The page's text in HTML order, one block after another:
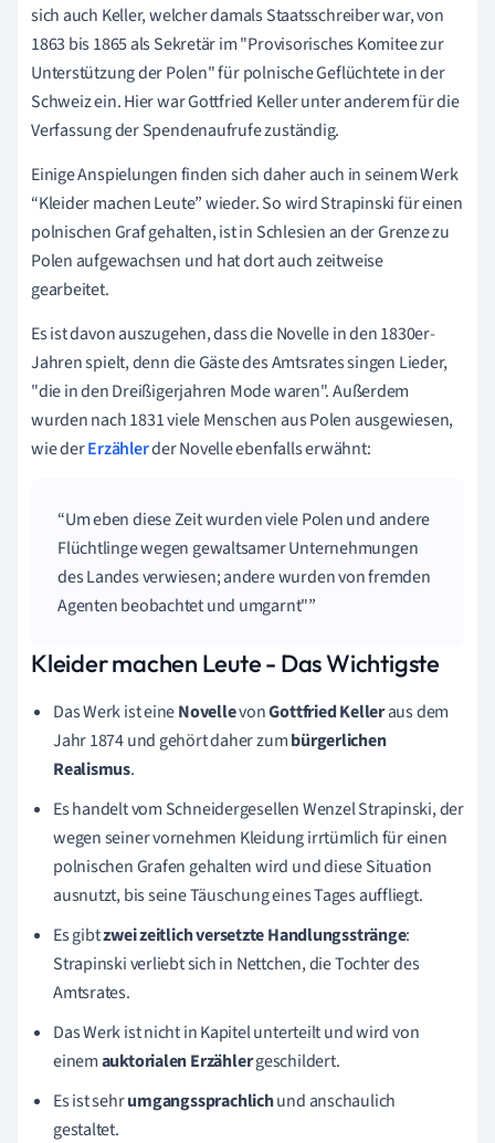
sich auch Keller, welcher damals Staatsschreiber war, von
1863 bis 1865 als Sekretär im "Provisorisches Komitee zur
Unterstützung der Polen" für polnische Geflüchtete in der
Schweiz ein. Hier war Gottfried Keller unter anderem für die
Verfassung der Spendenaufrufe zuständig.
Einige Anspielungen finden sich daher auch in seinem Werk
“Kleider machen Leute” wieder. So wird Strapinski für einen
polnischen Graf gehalten, ist in Schlesien an der Grenze zu
Polen aufgewachsen und hat dort auch zeitweise
gearbeitet.
Es ist davon auszugehen, dass die Novelle in den 1830er-
Jahren spielt, denn die Gäste des Amtsrates singen Lieder,
"die in den Dreißigerjahren Mode waren". Außerdem
wurden nach 1831 viele Menschen aus Polen ausgewiesen,
wie derErzählerder Novelle ebenfalls erwähnt:
Um eben diese Zeit wurden viele Polen und andere
Flüchtlinge wegen gewaltsamer Unternehmungen
des Landes verwiesen; andere wurden von fremden
Agenten beobachtet und umgarnt"
Kleider machen Leute - Das Wichtigste
Das Werk ist eineNovellevonGottfried Kelleraus dem
Jahr 1874 und gehört daher zumbürgerlichen
Realismus.
Es handelt vom Schneidergesellen Wenzel Strapinski, der
wegen seiner vornehmen Kleidung irrtümlich für einen
polnischen Grafen gehalten wird und diese Situation
ausnutzt, bis seine Täuschung eines Tages auffliegt.
Es gibtzwei zeitlich versetzte Handlungsstränge:
Strapinski verliebt sich in Nettchen, die Tochter des
Amtsrates.
Das Werk ist nicht in Kapitel unterteilt und wird von
einemauktorialen Erzählergeschildert.
Es ist sehrumgangssprachlichund anschaulich
gestaltet.